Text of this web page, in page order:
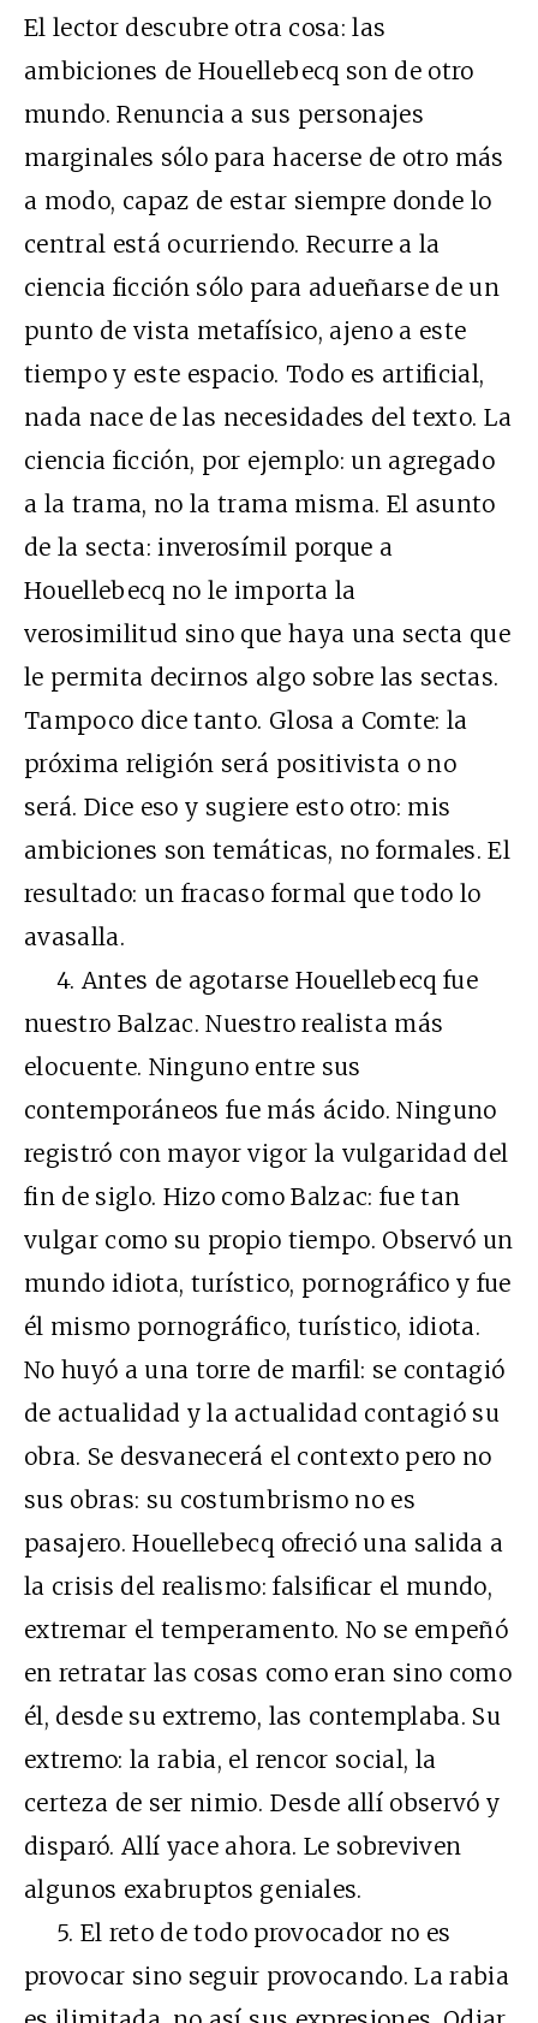
El lector descubre otra cosa: las
ambiciones de Houellebecq son de otro
mundo. Renuncia a sus personajes
marginales sólo para hacerse de otro más
a modo, capaz de estar siempre donde lo
central está ocurriendo. Recurre a la
ciencia ficción sólo para adueñarse de un
punto de vista metafísico, ajeno a este
tiempo y este espacio. Todo es artificial,
nada nace de las necesidades del texto. La
ciencia ficción, por ejemplo: un agregado
a la trama, no la trama misma. El asunto
de la secta: inverosímil porque a
Houellebecq no le importa la
verosimilitud sino que haya una secta que
le permita decirnos algo sobre las sectas.
Tampoco dice tanto. Glosa a Comte: la
próxima religión será positivista o no
será. Dice eso y sugiere esto otro: mis
ambiciones son temáticas, no formales. El
resultado: un fracaso formal que todo lo
avasalla.
4. Antes de agotarse Houellebecq fue
nuestro Balzac. Nuestro realista más
elocuente. Ninguno entre sus
contemporáneos fue más ácido. Ninguno
registró con mayor vigor la vulgaridad del
fin de siglo. Hizo como Balzac: fue tan
vulgar como su propio tiempo. Observó un
mundo idiota, turístico, pornográfico y fue
él mismo pornográfico, turístico, idiota.
No huyó a una torre de marfil: se contagió
de actualidad y la actualidad contagió su
obra. Se desvanecerá el contexto pero no
sus obras: su costumbrismo no es
pasajero. Houellebecq ofreció una salida a
la crisis del realismo: falsificar el mundo,
extremar el temperamento. No se empeñó
en retratar las cosas como eran sino como
él, desde su extremo, las contemplaba. Su
extremo: la rabia, el rencor social, la
certeza de ser nimio. Desde allí observó y
disparó. Allí yace ahora. Le sobreviven
algunos exabruptos geniales.
5. El reto de todo provocador no es
provocar sino seguir provocando. La rabia